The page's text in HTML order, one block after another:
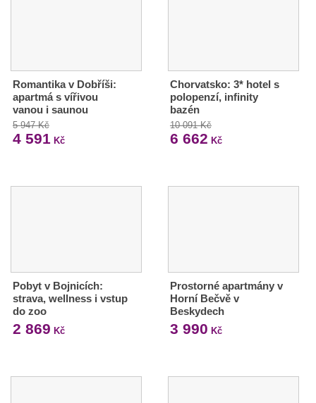
Romantika v Dobříši:
apartmá s vířivou
vanou i saunou
5 947 Kč
4 591 Kč
Chorvatsko: 3* hotel s
polopenzí, infinity
bazén
10 091 Kč
6 662 Kč
Pobyt v Bojnicích:
strava, wellness i vstup
do zoo
2 869 Kč
Prostorné apartmány v
Horní Bečvě v
Beskydech
3 990 Kč